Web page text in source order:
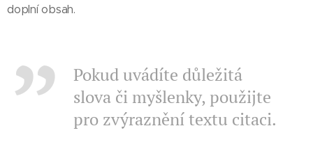
doplní obsah.
Pokud uvádíte důležitá
slova či myšlenky, použijte
pro zvýraznění textu citaci.